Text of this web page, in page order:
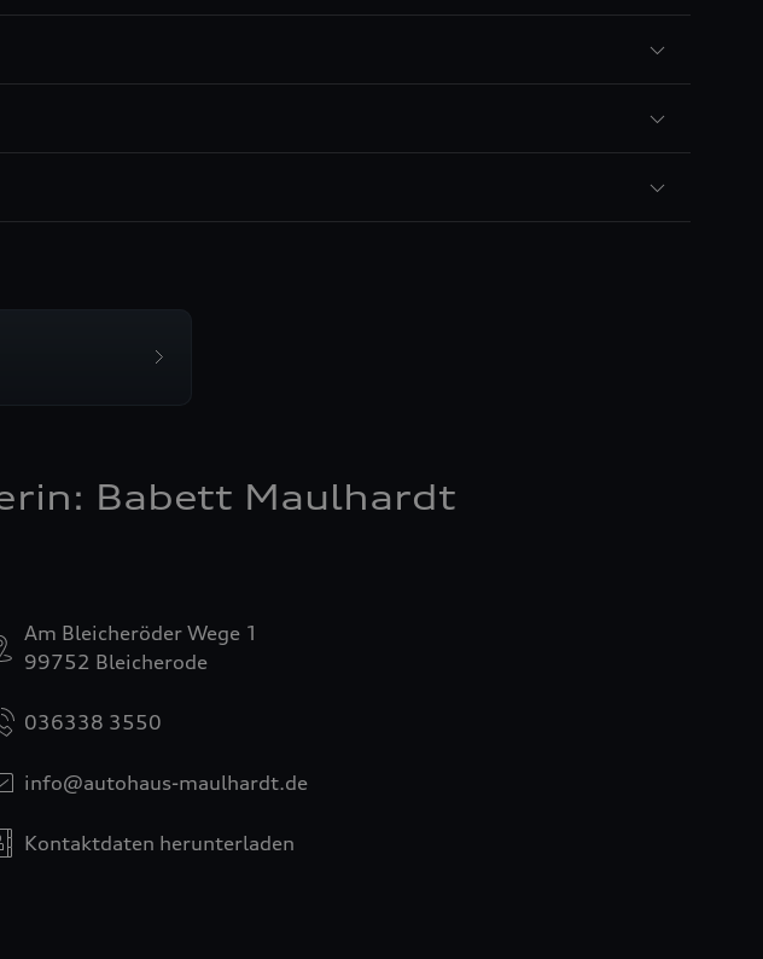
Babett Maulhardt
Am Bleicheröder Wege 1
99752 Bleicherode
036338 3550
info@autohaus-maulhardt.de
Kontaktdaten herunterladen